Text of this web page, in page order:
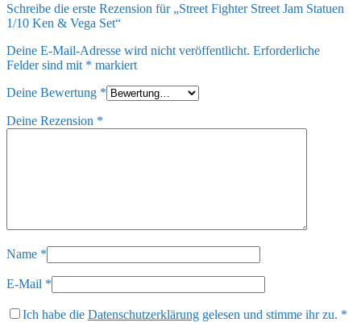
Schreibe die erste Rezension für „Street Fighter Street Jam Statuen
1/10 Ken & Vega Set“
Deine E-Mail-Adresse wird nicht veröffentlicht. Erforderliche
Felder sind mit * markiert
Deine Bewertung *
Deine Rezension *
Name *
E-Mail *
Ich habe die Datenschutzerklärung gelesen und stimme ihr zu. *